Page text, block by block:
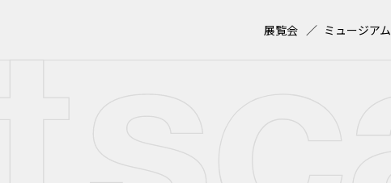
展覧会 ミュージアム